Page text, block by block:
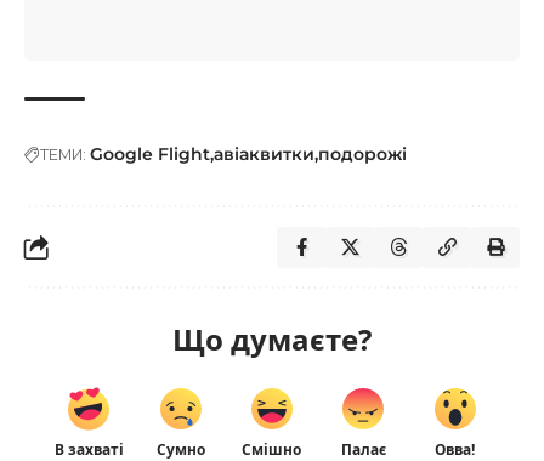
ТЕМИ: Google Flightавіаквитки подорожі
Що думаєте?
В захваті Сумно Смішно Палає Овва!